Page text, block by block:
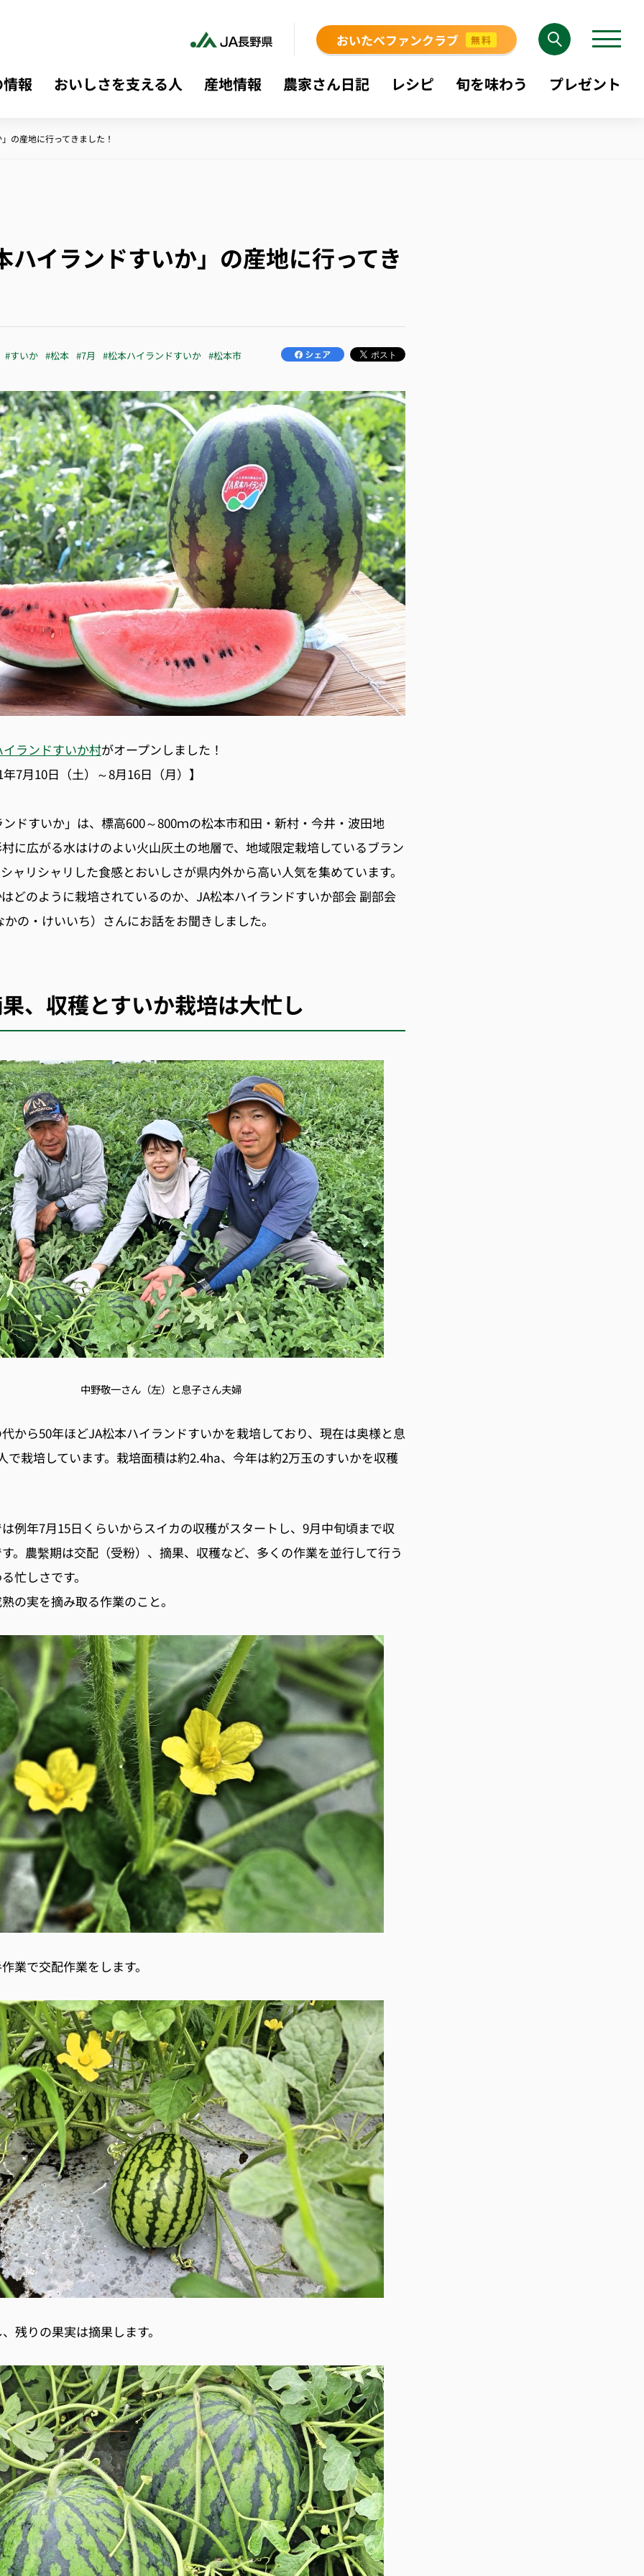
おいたべファンクラブ 無料
報 おいしさを支える人 産地情報 農家さん日記 レシピ 旬を味わう プレゼント
の産地に行ってきました！
ハイランドすいか」の産地に行ってき
#すいか #松本 #7月 #松本ハイランドすいか #松本市
ランドすいか村がオープンしました！
7月10日（土）～8月16日（月）】
ドすいか」は、標高600～800ｍの松本市和田・新村・今井・波田地
に広がる水はけのよい火山灰土の地層で、地域限定栽培しているブラン
ャリシャリした食感とおいしさが県内外から高い人気を集めています。
どのように栽培されているのか、JA松本ハイランドすいか部会 副部会
の・けいいち）さんにお話をお聞きしました。
、収穫とすいか栽培は大忙し
中野敬一さん（左）と息子さん夫婦
から50年ほどJA松本ハイランドすいかを栽培しており、現在は奥様と息
で栽培しています。栽培面積は約2.4ha、今年は約2万玉のすいかを収穫
例年7月15日くらいからスイカの収穫がスタートし、9月中旬頃まで収
。農繫期は交配（受粉）、摘果、収穫など、多くの作業を並行して行う
忙しさです。
の実を摘み取る作業のこと。
業で交配作業をします。
残りの果実は摘果します。